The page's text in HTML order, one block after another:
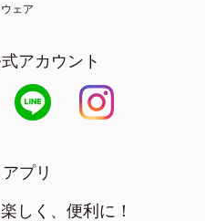
ェア
アカウント
プリ
しく、便利に！